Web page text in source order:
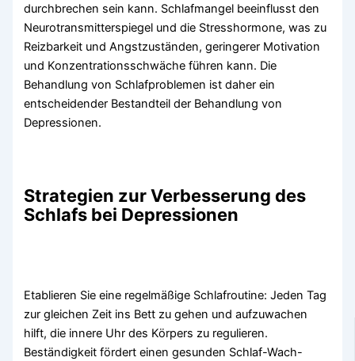
durchbrechen sein kann. Schlafmangel beeinflusst den
Neurotransmitterspiegel und die Stresshormone, was zu
Reizbarkeit und Angstzuständen, geringerer Motivation
und Konzentrationsschwäche führen kann. Die
Behandlung von Schlafproblemen ist daher ein
entscheidender Bestandteil der Behandlung von
Depressionen.
Strategien zur Verbesserung des
Schlafs bei Depressionen
Etablieren Sie eine regelmäßige Schlafroutine: Jeden Tag
zur gleichen Zeit ins Bett zu gehen und aufzuwachen
hilft, die innere Uhr des Körpers zu regulieren.
Beständigkeit fördert einen gesunden Schlaf-Wach-